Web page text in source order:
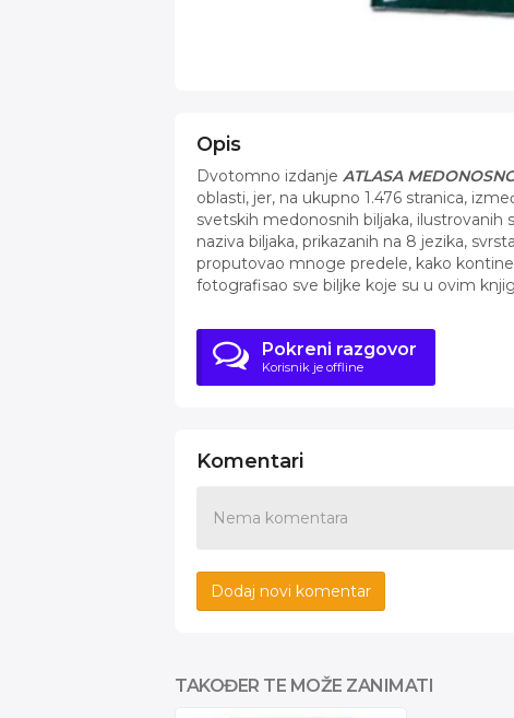
Opis
Dvotomno izdanje ATLASA
oblasti, jer, na ukupno 1.476 stranica,
svetskih medonosnih biljaka, ilustrovanih
naziva biljaka, prikazanih na 8 jezika,
proputovao mnoge predele, kako
fotografisao sve biljke koje su u ovim
Pokreni razgovor
Korisnik je offline
Komentari
Nema komentara
Dodaj novi komentar
TAKOĐER TE MOŽE ZANIMATI